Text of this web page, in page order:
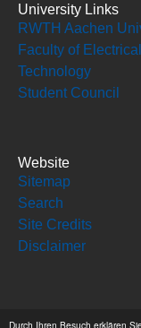
Durch Ihren Besuch erklären
University Links
RWTH Aachen
Faculty of
Technology
Student Council
Website
Sitemap
Search
Site Credits
Disclaimer